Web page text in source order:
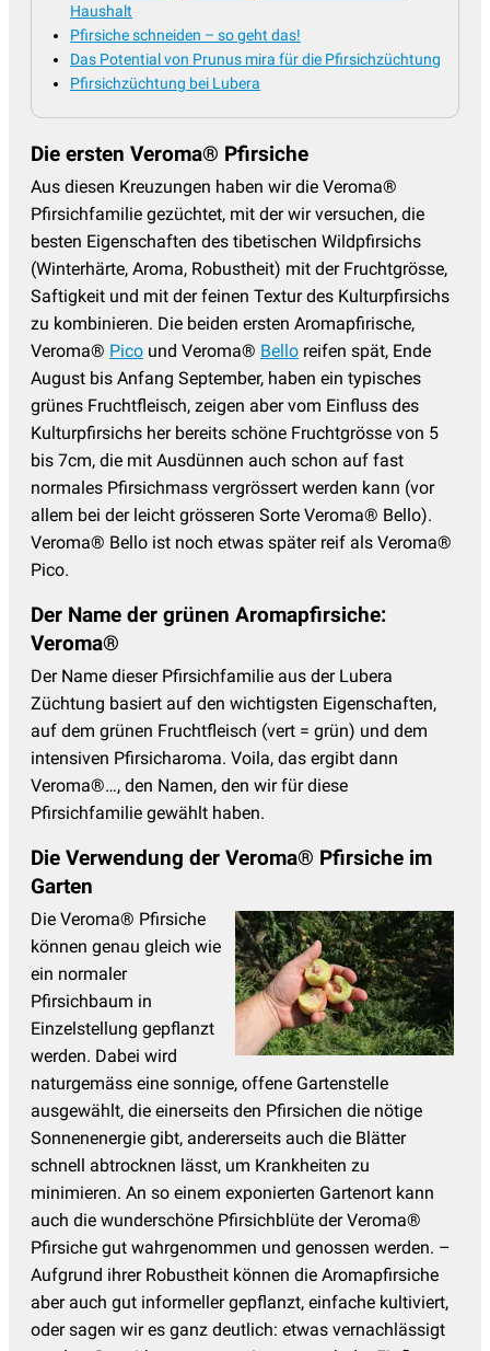
Haushalt
Pfirsiche schneiden – so geht das!
Das Potential von Prunus mira für die Pfirsichzüchtung
Pfirsichzüchtung bei Lubera
Die ersten Veroma® Pfirsiche
Aus diesen Kreuzungen haben wir die Veroma®
Pfirsichfamilie gezüchtet, mit der wir versuchen, die
besten Eigenschaften des tibetischen Wildpfirsichs
(Winterhärte, Aroma, Robustheit) mit der Fruchtgrösse,
Saftigkeit und mit der feinen Textur des Kulturpfirsichs
zu kombinieren. Die beiden ersten Aromapfirische,
Veroma® Pico und Veroma® Bello reifen spät, Ende
August bis Anfang September, haben ein typisches
grünes Fruchtfleisch, zeigen aber vom Einfluss des
Kulturpfirsichs her bereits schöne Fruchtgrösse von 5
bis 7cm, die mit Ausdünnen auch schon auf fast
normales Pfirsichmass vergrössert werden kann (vor
allem bei der leicht grösseren Sorte Veroma® Bello).
Veroma® Bello ist noch etwas später reif als Veroma®
Pico.
Der Name der grünen Aromapfirsiche:
Veroma®
Der Name dieser Pfirsichfamilie aus der Lubera
Züchtung basiert auf den wichtigsten Eigenschaften,
auf dem grünen Fruchtfleisch (vert = grün) und dem
intensiven Pfirsicharoma. Voila, das ergibt dann
Veroma®…, den Namen, den wir für diese
Pfirsichfamilie gewählt haben.
Die Verwendung der Veroma® Pfirsiche im
Garten
Die Veroma® Pfirsiche
können genau gleich wie
ein normaler
Pfirsichbaum in
Einzelstellung gepflanzt
werden. Dabei wird
naturgemäss eine sonnige, offene Gartenstelle
ausgewählt, die einerseits den Pfirsichen die nötige
Sonnenenergie gibt, andererseits auch die Blätter
schnell abtrocknen lässt, um Krankheiten zu
minimieren. An so einem exponierten Gartenort kann
auch die wunderschöne Pfirsichblüte der Veroma®
Pfirsiche gut wahrgenommen und genossen werden. –
Aufgrund ihrer Robustheit können die Aromapfirsiche
aber auch gut informeller gepflanzt, einfache kultiviert,
oder sagen wir es ganz deutlich: etwas vernachlässigt